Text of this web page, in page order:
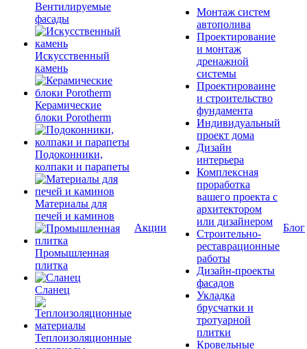
Вентилируемые
фасады
Искусственный
камень
Керамические
блоки Porotherm
Подоконники,
колпаки и парапеты
Материалы для
печей и каминов
Промышленная
плитка
Сланец
Теплоизоляционные
Акции
Монтаж систем
автополива
Проектирование
и монтаж
дренажной
системы
Проектироваине
и строительство
фундамента
Индивидуальный
проект дома
Дизайн
интерьера
Комплексная
проработка
вашего проекта с
архитектором
или дизайнером
Строительно-
реставрационные
работы
Дизайн-проекты
фасадов
Укладка
брусчатки и
тротуарной
плитки
Кровельные
Блог